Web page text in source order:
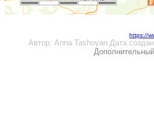
https://
Автор: Anna TashoyanДата